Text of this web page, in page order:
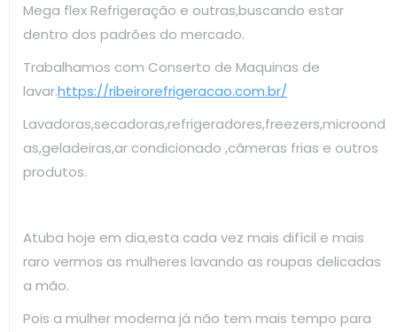
Mega flex Refrigeração e outras,buscando estar
dentro dos padrões do mercado.
Trabalhamos com Conserto de Maquinas de
lavar.https://ribeirorefrigeracao.com.br/
Lavadoras,secadoras,refrigeradores,freezers,microond
as,geladeiras,ar condicionado ,câmeras frias e outros
produtos.
Atuba hoje em dia,esta cada vez mais difícil e mais
raro vermos as mulheres lavando as roupas delicadas
a mão.
Pois a mulher moderna já não tem mais tempo para